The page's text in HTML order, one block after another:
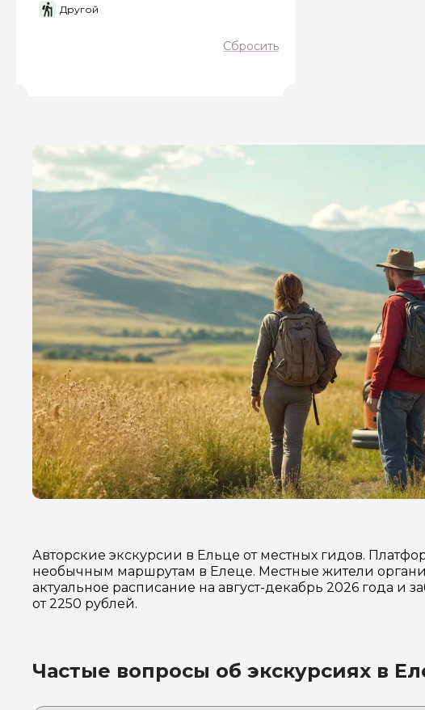
Другой
Сбросить
Авторские экскурсии в Ельце от местных гидов.
необычным маршрутам в Елеце. Местные жители
актуальное расписание на август-декабрь 2026 года
от 2250 рублей.
Частые вопросы об экскурсиях в
персональных данных